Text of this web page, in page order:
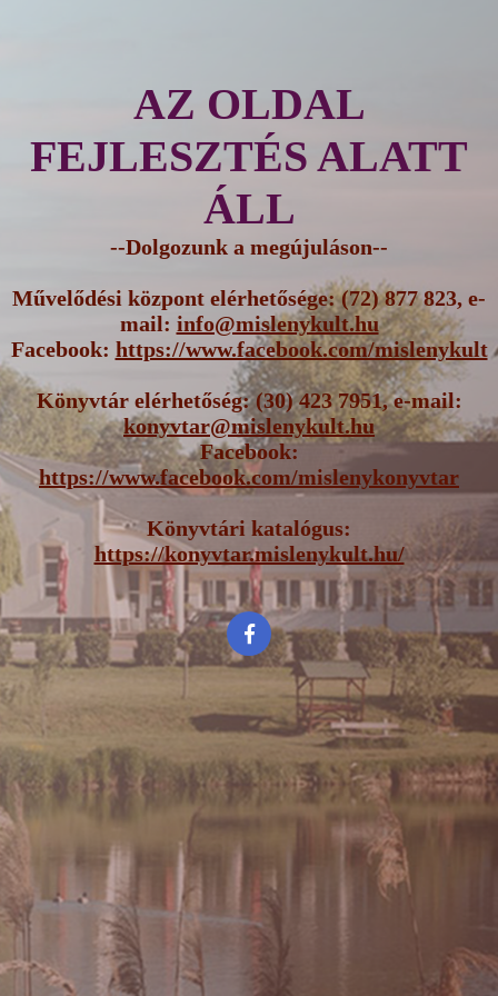
AZ OLDAL
FEJLESZTÉS ALATT
ÁLL
--Dolgozunk a megújuláson--
Művelődési központ elérhetősége: (72) 877 823, e-
mail: info@mislenykult.hu
Facebook: https://www.facebook.com/mislenykult
Könyvtár elérhetőség: (30) 423 7951, e-mail:
konyvtar@mislenykult.hu
Facebook:
https://www.facebook.com/mislenykonyvtar
Könyvtári katalógus:
https://konyvtar.mislenykult.hu/